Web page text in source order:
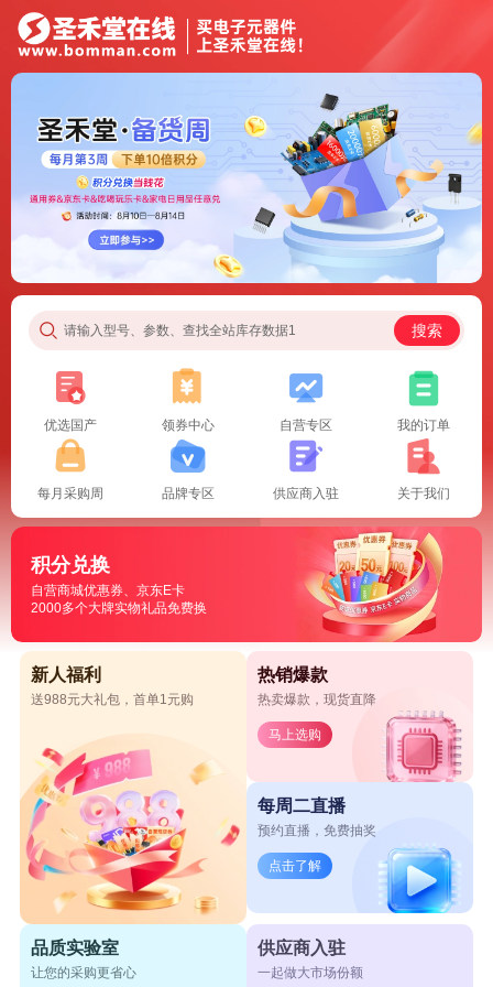
请输入型号、参数、查找全站库存数据1 搜索
优选国产 领券中心 自营专区 我的订单
每月采购周 品牌专区 供应商入驻 关于我们
积分兑换
自营商城优惠券、京东E卡
2000多个大牌实物礼品免费换
新人福利
送988元大礼包，首单1元购
热销爆款
热卖爆款，现货直降
马上选购
每周二直播
预约直播，免费抽奖
点击了解
品质实验室
让您的采购更省心
供应商入驻
一起做大市场份额